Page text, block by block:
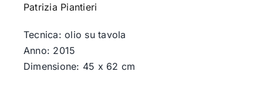
Patrizia Piantieri
Tecnica: olio su tavola
Anno: 2015
Dimensione: 45 x 62 cm